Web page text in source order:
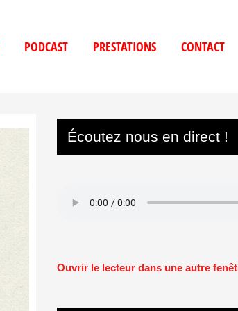
PODCAST PRESTATIONS CONTACT
Écoutez nous en direct !
Ouvrir le lecteur dans une autre